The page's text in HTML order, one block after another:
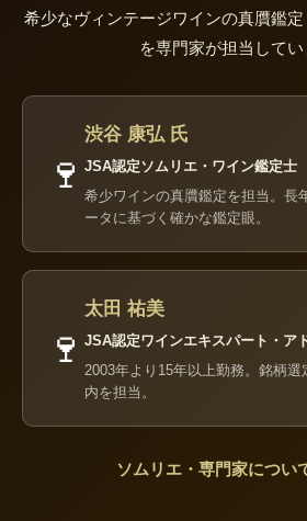
希少なヴィンテージワインの真贋鑑
を専門家が担当してい
🍷
渋谷 康弘 氏
JSA認定ソムリエ・ワイン鑑定士
希少ワインの真贋鑑定を担当。長
ータに基づく確かな鑑定眼。
🍷
太田 祐美
JSA認定ワインエキスパート・ア
2003年より15年以上勤務。銘柄選
内を担当。
ソムリエ・専門家につい